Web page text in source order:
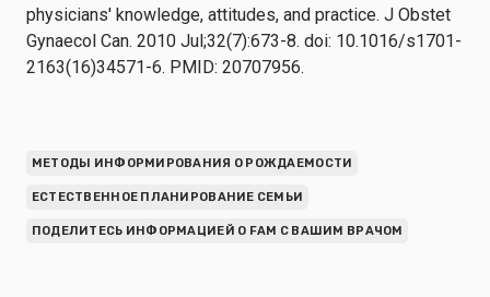
physicians' knowledge, attitudes, and practice. J Obstet
Gynaecol Can. 2010 Jul;32(7):673-8. doi: 10.1016/s1701-
2163(16)34571-6. PMID: 20707956.
МЕТОДЫ ИНФОРМИРОВАНИЯ О РОЖДАЕМОСТИ
ЕСТЕСТВЕННОЕ ПЛАНИРОВАНИЕ СЕМЬИ
ПОДЕЛИТЕСЬ ИНФОРМАЦИЕЙ О FAM С ВАШИМ ВРАЧОМ